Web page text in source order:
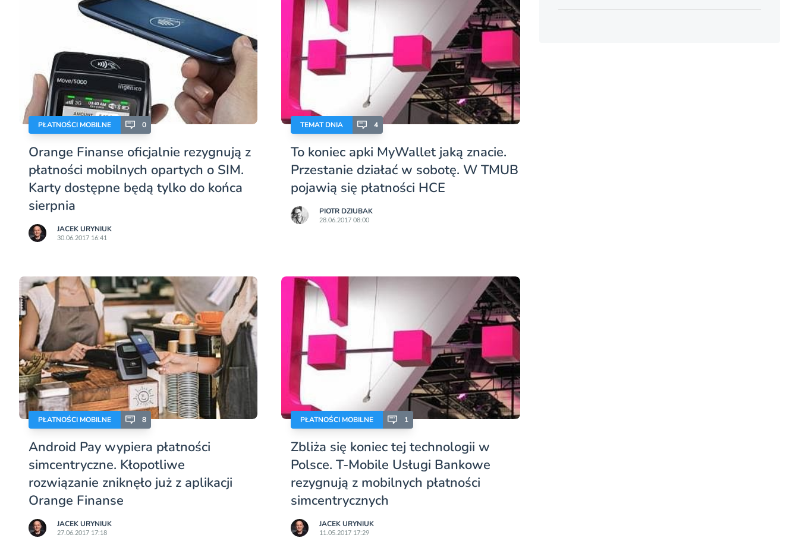
PŁATNOŚCI MOBILNE 0
Orange Finanse oficjalnie rezygnują z
płatności mobilnych opartych o SIM.
Karty dostępne będą tylko do końca
sierpnia
JACEK URYNIUK
30.06.2017 16:41
TEMAT DNIA 4
To koniec apki MyWallet jaką znacie.
Przestanie działać w sobotę. W TMUB
pojawią się płatności HCE
PIOTR DZIUBAK
28.06.2017 08:00
PŁATNOŚCI MOBILNE 8
Android Pay wypiera płatności
simcentryczne. Kłopotliwe
rozwiązanie zniknęło już z aplikacji
Orange Finanse
JACEK URYNIUK
27.06.2017 17:18
PŁATNOŚCI MOBILNE 1
Zbliża się koniec tej technologii w
Polsce. T-Mobile Usługi Bankowe
rezygnują z mobilnych płatności
simcentrycznych
JACEK URYNIUK
11.05.2017 17:29